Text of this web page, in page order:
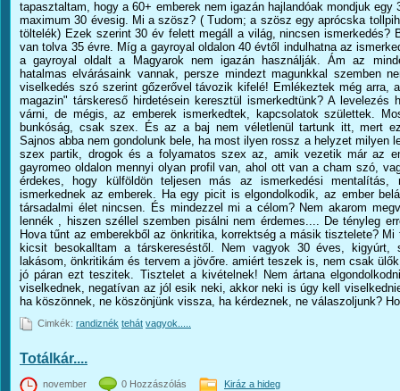
tapasztaltam, hogy a 60+ emberek nem igazán hajlandóak mondjuk
maximum 30 évesig. Mi a szösz? ( Tudom; a szösz egy aprócska
töltelék) Ezek szerint 30 év felett megáll a világ, nincsen ismerkedés?
van tolva 35 évre. Míg a gayroyal oldalon 40 évtől indulhatna az
a gayroyal oldalt a Magyarok nem igazán használják. Ám az
hatalmas elvárásaink vannak, persze mindezt magunkkal szemben
viselkedés szó szerint gőzerővel távozik kifelé! Emlékeztek még arra,
magazin" társkereső hirdetésein keresztül ismerkedtünk? A levelezés
várni, de mégis, az emberek ismerkedtek, kapcsolatok születtek.
bunkóság, csak szex. És az a baj nem véletlenül tartunk itt, mert
Sajnos abba nem gondolunk bele, ha most ilyen rossz a helyzet milyen
szex partik, drogok és a folyamatos szex az, amik vezetik már az
gayromeo oldalon mennyi olyan profil van, ahol ott van a cham szó,
érdekes, hogy külföldön teljesen más az ismerkedési
ismerkednek az emberek. Ha egy picit is elgondolkodik, az ember
társadalmi élet nincsen. És mindezzel mi a célom? Nem akarom
lennék , hiszen széllel szemben pisálni nem érdemes.... De tényleg
Hova tűnt az emberekből az önkritika, korrektség a másik tisztelete? Mi
kicsit besokalltam a társkereséstől. Nem vagyok 30 éves, kigyúrt,
lakásom, önkritikám és tervem a jövőre. amiért teszek is, nem csak
jó páran ezt teszitek. Tisztelet a kivételnek! Nem ártana
viselkednek, negatívan az jól esik neki, akkor neki is úgy kell
ha köszönnek, ne köszönjünk vissza, ha kérdeznek, ne válaszoljunk?
Cimkék: randiznék tehát vagyok.....
Totálkár....
november 0 Hozzászólás Kiráz a hideg